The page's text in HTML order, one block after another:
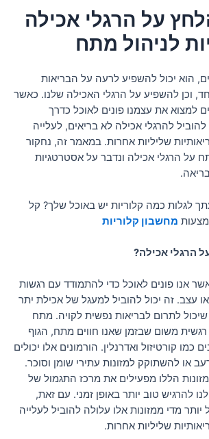
על הרגלי אכילה
לניהול מתח
הוא יכול להשפיע לרעה על הבריאות
וכן להשפיע על הרגלי האכילה שלנו. כאשר
למצוא את עצמנו פונים לאוכל כדרך
להרגלי אכילה לא בריאים, לעלייה
שליליות אחרות. במאמר זה, נחקור
הרגלי אכילה ונדבר על אסטרטגיות
לגלות כמה קלוריות יש באוכל שלך? קל
מחשבון קלוריות
הרגלי אכילה?
אנו פונים לאוכל כדי להתמודד עם רגשות
עצב. זה יכול להוביל למעגל של אכילת יתר
לתרום לבריאות נפשית לקויה. מתח
רגשית משום שבזמן שאנו חווים מתח, הגוף
כמו קורטיזול ואדרנלין. הורמונים אלו יכולים
או להשתוקק למזונות עתירי שומן וסוכר.
הללו מפעילים את מרכז התגמול של
להרגיש טוב יותר באופן זמני. עם זאת,
מדי ממזונות אלו עלולה להוביל לעלייה
שליליות אחרות.